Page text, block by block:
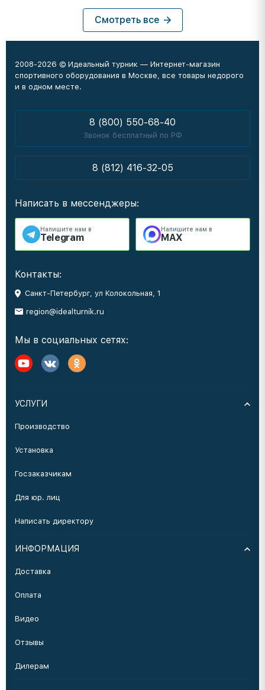
Смотреть все
2008-2026 © Идеальный турник — Интернет-магазин
спортивного оборудования в Москве, все товары недорого
и в одном месте.
8 (800) 550-68-40
Звонок бесплатный по РФ
8 (812) 416-32-05
Написать в мессенджеры:
Напишите нам в
Telegram
Напишите нам в
MAX
Контакты:
Санкт-Петербург, ул Колокольная, 1
region@idealturnik.ru
Мы в социальных сетях:
УСЛУГИ
Производство
Установка
Госзаказчикам
Для юр. лиц
Написать директору
ИНФОРМАЦИЯ
Доставка
Оплата
Видео
Отзывы
Дилерам